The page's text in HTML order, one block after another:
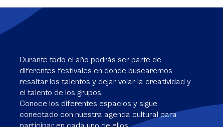
Durante todo el año podrás ser parte de
diferentes festivales en donde buscaremos
resaltar los talentos y dejar volar la creatividad y
el talento de los grupos.
Conoce los diferentes espacios y sigue
conectado con nuestra agenda cultural para